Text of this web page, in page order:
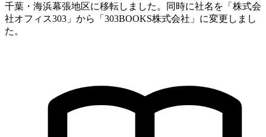
千葉・海浜幕張地区に移転しました。同時に社名を「株式会
社オフィス303」から「303BOOKS株式会社」に変更しまし
た。